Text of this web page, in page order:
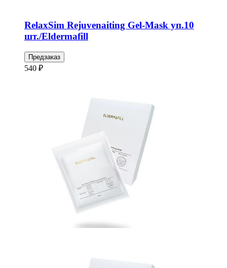
RelaxSim Rejuvenaiting Gel-Mask уп.10
шт./Eldermafill
Предзаказ
540 ₽